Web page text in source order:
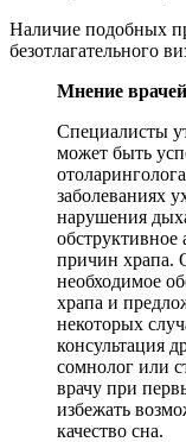
Наличие подобных
безотлагательного
Мнение
Специалисты
может быть
заболеваниях
нарушения
обструктивное
причин храпа.
необходимое
храпа и
некоторых
консультация
сомнолог или
врачу при
избежать
качество сна.